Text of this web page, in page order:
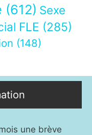
(612) Sexe
FLE (285)
(148)
une brève